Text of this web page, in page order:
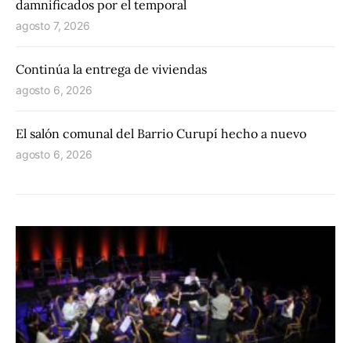
damnificados por el temporal
agosto 7, 2026
Continúa la entrega de viviendas
agosto 6, 2026
El salón comunal del Barrio Curupí hecho a nuevo
agosto 6, 2026